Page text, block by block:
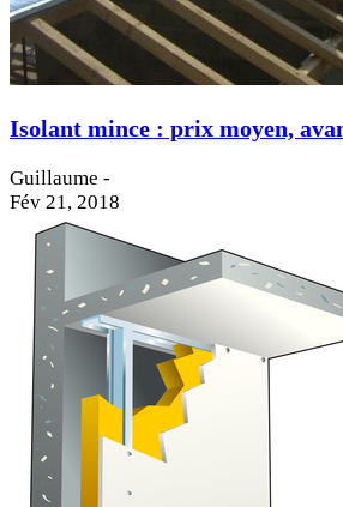
Isolant mince : prix moyen,
Guillaume -
Fév 21, 2018